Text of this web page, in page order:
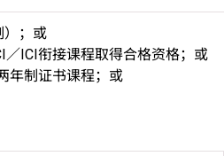
科之文凭课程后可升读由学科提
录与否需视乎申请人之面试表
业后亦可投身专业，累积经验后
）；或
／ICI衔接课程取得合格资格；或
年制证书课程；或